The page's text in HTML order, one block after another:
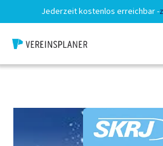
Jederzeit kostenlos erreichbar -